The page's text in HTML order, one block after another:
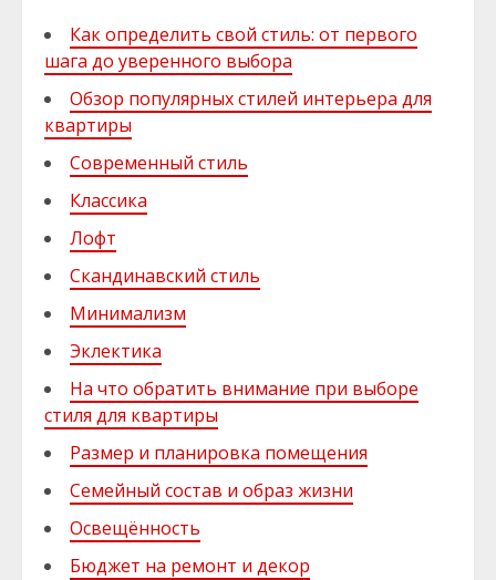
Как определить свой стиль: от первого
шага до уверенного выбора
Обзор популярных стилей интерьера для
квартиры
Современный стиль
Классика
Лофт
Скандинавский стиль
Минимализм
Эклектика
На что обратить внимание при выборе
стиля для квартиры
Размер и планировка помещения
Семейный состав и образ жизни
Освещённость
Бюджет на ремонт и декор